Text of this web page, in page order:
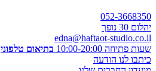
052-3668350
יהלום 30 נופך
edna@haftaot-studio.co.il
שעות פתיחה 10:00-20:00
בתיאום טלפוני
כיתבו לנו הודעה